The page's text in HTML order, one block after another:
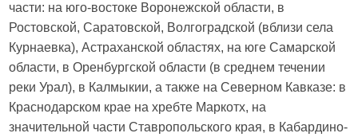
части: на юго-востоке Воронежской области, в
Ростовской, Саратовской, Волгоградской (вблизи села
Курнаевка), Астраханской областях, на юге Самарской
области, в Оренбургской области (в среднем течении
реки Урал), в Калмыкии, а также на Северном Кавказе: в
Краснодарском крае на хребте Маркотх, на
значительной части Ставропольского края, в Кабардино-